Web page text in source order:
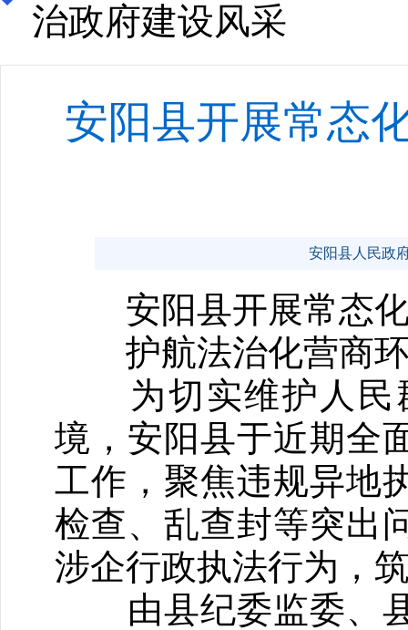
治政府建设风采
安阳县开展常态
安阳县人民政
安阳县开展常态化
护航法治化营商
为切实维护人民
境，安阳县于近期全
工作，聚焦违规异地
检查、乱查封等突出
涉企行政执法行为，
由县纪委监委、县